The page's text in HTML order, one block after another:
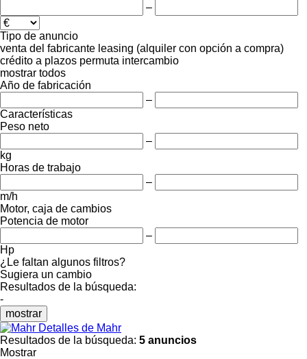
–
Tipo de anuncio
venta del fabricante leasing (alquiler con opción a compra)
crédito a plazos permuta intercambio
mostrar todos
Año de fabricación
–
Características
Peso neto
–
kg
Horas de trabajo
–
m/h
Motor, caja de cambios
Potencia de motor
–
Hp
¿Le faltan algunos filtros?
Sugiera un cambio
Resultados de la búsqueda:
-
mostrar
Detalles de Mahr
Resultados de la búsqueda: 5 anuncios
Mostrar